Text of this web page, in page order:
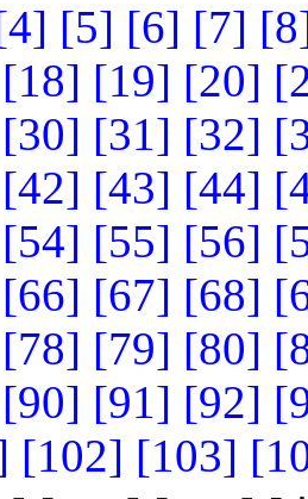
[5] [6] [7]
[18] [19] [20]
[30] [31] [32]
[42] [43] [44]
[54] [55] [56]
[66] [67] [68]
[78] [79] [80]
[90] [91] [92]
[102] [103]